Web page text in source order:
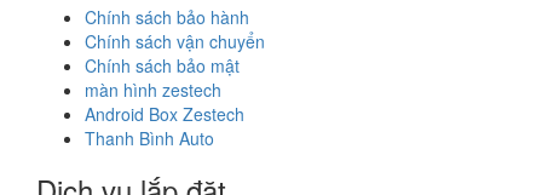
Chính sách bảo hành
Chính sách vận chuyển
Chính sách bảo mật
màn hình zestech
Android Box Zestech
Thanh Bình Auto